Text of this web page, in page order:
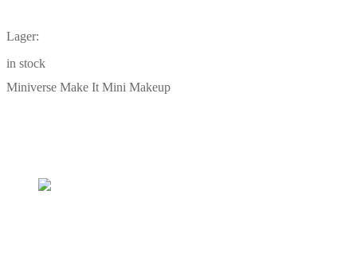
Lager:
in stock
Miniverse Make It Mini Makeup